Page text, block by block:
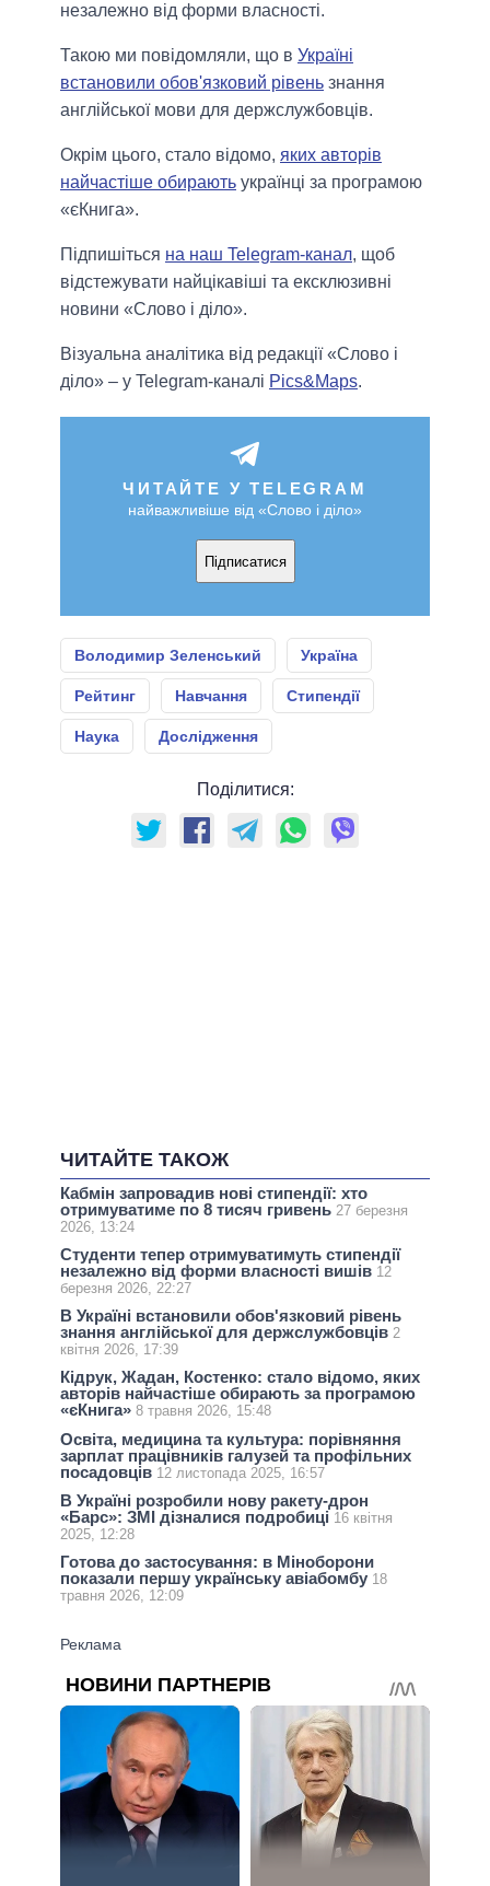
незалежно від форми власності.
Такою ми повідомляли, що в Україні
встановили обов'язковий рівень знання
англійської мови для держслужбовців.
Окрім цього, стало відомо, яких авторів
найчастіше обирають українці за програмою
«єКнига».
Підпишіться на наш Telegram-канал, щоб
відстежувати найцікавіші та ексклюзивні
новини «Слово і діло».
Візуальна аналітика від редакції «Слово і
діло» – у Telegram-каналі Pics&Maps.
ЧИТАЙТЕ У TELEGRAM
найважливіше від «Слово і діло»
Підписатися
Володимир Зеленський Україна
Рейтинг Навчання Стипендії
Наука Дослідження
Поділитися:
ЧИТАЙТЕ ТАКОЖ
Кабмін запровадив нові стипендії: хто
отримуватиме по 8 тисяч гривень 27 березня
2026, 13:24
Студенти тепер отримуватимуть стипендії
незалежно від форми власності вишів 12
березня 2026, 22:27
В Україні встановили обов'язковий рівень
знання англійської для держслужбовців 2
квітня 2026, 17:39
Кідрук, Жадан, Костенко: стало відомо, яких
авторів найчастіше обирають за програмою
«єКнига» 8 травня 2026, 15:48
Освіта, медицина та культура: порівняння
зарплат працівників галузей та профільних
посадовців 12 листопада 2025, 16:57
В Україні розробили нову ракету-дрон
«Барс»: ЗМІ дізналися подробиці 16 квітня
2025, 12:28
Готова до застосування: в Міноборони
показали першу українську авіабомбу 18
травня 2026, 12:09